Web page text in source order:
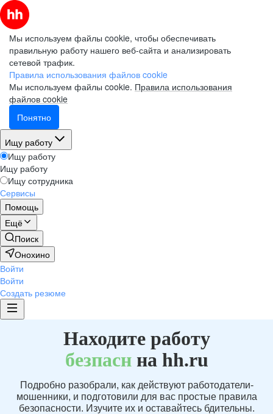
Мы используем файлы cookie, чтобы обеспечивать
правильную работу нашего веб-сайта и анализировать
сетевой трафик.
Правила использования файлов cookie
Мы используем файлы cookie. Правила использования
файлов cookie
Понятно
Ищу работу
Ищу работу
Ищу работу
Ищу сотрудника
Сервисы
Помощь
Ещё
Поиск
Онохино
Войти
Войти
Создать резюме
Находите работу
безпаснна hh.ru
Подробно разобрали, как действуют работодатели-
мошенники, и подготовили для вас простые правила
безопасности. Изучите их и оставайтесь бдительны.